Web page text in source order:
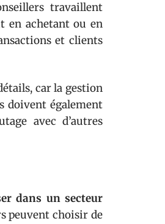
travaillent
en achetant ou en
et clients
car la gestion
doivent également
avec d’autres
dans un secteur
peuvent choisir de